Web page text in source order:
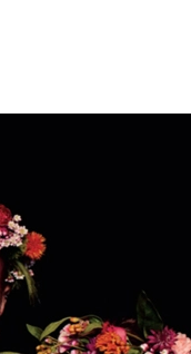
Info
Shop
Blog
DKK